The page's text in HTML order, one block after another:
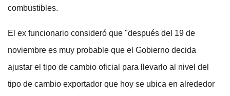
combustibles.
El ex funcionario consideró que "después del 19 de
noviembre es muy probable que el Gobierno decida
ajustar el tipo de cambio oficial para llevarlo al nivel del
tipo de cambio exportador que hoy se ubica en alrededor